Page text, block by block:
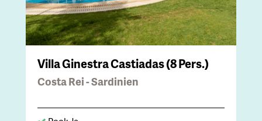
Villa Ginestra Castiadas (8 Pers.)
Costa Rei - Sardinien